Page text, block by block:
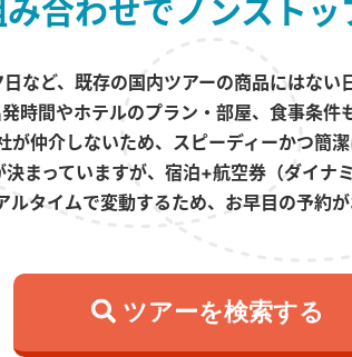
合わせでノンスト
など、既存の国内ツアーの商品にはない
時間やホテルのプラン・部屋、食事条件
が仲介しないため、スピーディーかつ簡潔
まっていますが、宿泊+航空券（ダイナ
ルタイムで変動するため、お早目の予約が
 ツアーを検索する